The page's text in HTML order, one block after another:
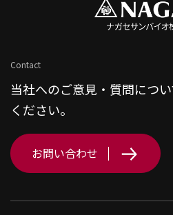
Contact
当社へのご意見・質問につ
ください。
お問い合わせ